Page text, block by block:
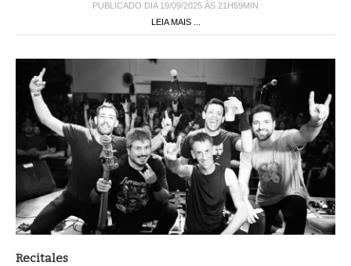
PUBLICADO DIA 19/09/2025 ÀS 21H59MIN
LEIA MAIS ...
Recitales